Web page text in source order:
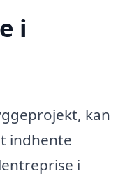
i
kan
indhente
i